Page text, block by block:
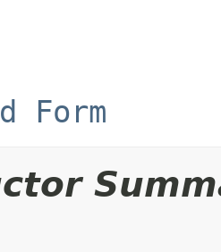
Form